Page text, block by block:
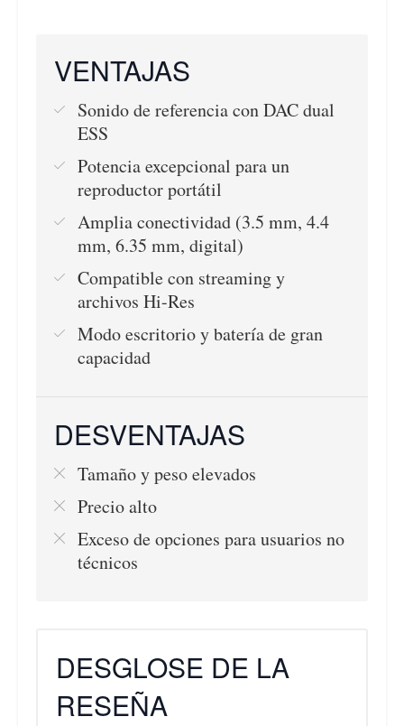
VENTAJAS
Sonido de referencia con DAC dual
ESS
Potencia excepcional para un
reproductor portátil
Amplia conectividad (3.5 mm, 4.4
mm, 6.35 mm, digital)
Compatible con streaming y
archivos Hi-Res
Modo escritorio y batería de gran
capacidad
DESVENTAJAS
Tamaño y peso elevados
Precio alto
Exceso de opciones para usuarios no
técnicos
DESGLOSE DE LA
RESEÑA